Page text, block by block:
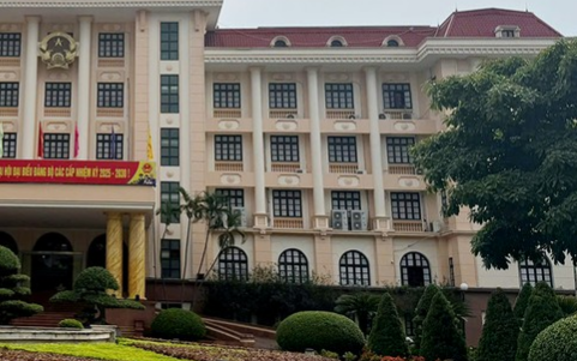
Biên - Giữ một ngôi
ven sông Hồng của Hà
Trần Kim Hào
Xin lỗi, rồi sao
Lê Xuân Thọ